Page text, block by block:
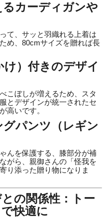
カーディガンや
て、サッと羽織れる上着は
め、80cmサイズを贈れば長
）付きのデザイ
こぼしが増えるため、スタ
とデザインが統一されたセ
高いです。
パンツ（レギン
んを保護する、膝部分が補
がら、親御さんの「怪我を
り添った贈り物になりま
の関係性：トー
快適に